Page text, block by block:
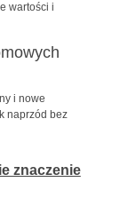
wartości i
i nowe
naprzód bez
znaczenie